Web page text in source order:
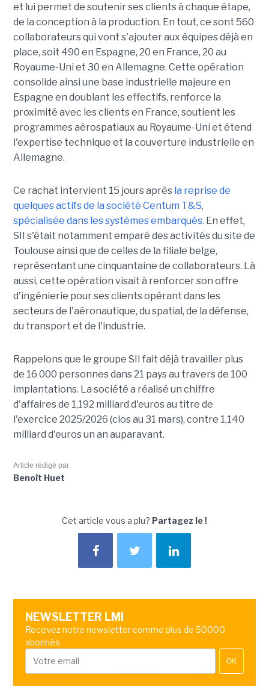
et lui permet de soutenir ses clients à chaque étape,
de la conception à la production. En tout, ce sont 560
collaborateurs qui vont s'ajouter aux équipes déjà en
place, soit 490 en Espagne, 20 en France, 20 au
Royaume-Uni et 30 en Allemagne. Cette opération
consolide ainsi une base industrielle majeure en
Espagne en doublant les effectifs, renforce la
proximité avec les clients en France, soutient les
programmes aérospatiaux au Royaume-Uni et étend
l'expertise technique et la couverture industrielle en
Allemagne.
Ce rachat intervient 15 jours après la reprise de
quelques actifs de la société Centum T&S,
spécialisée dans les systèmes embarqués. En effet,
SII s'était notamment emparé des activités du site de
Toulouse ainsi que de celles de la filiale belge,
représentant une cinquantaine de collaborateurs. Là
aussi, cette opération visait à renforcer son offre
d'ingénierie pour ses clients opérant dans les
secteurs de l'aéronautique, du spatial, de la défense,
du transport et de l'industrie.
Rappelons que le groupe SII fait déjà travailler plus
de 16 000 personnes dans 21 pays au travers de 100
implantations. La société a réalisé un chiffre
d'affaires de 1,192 milliard d'euros au titre de
l'exercice 2025/2026 (clos au 31 mars), contre 1,140
milliard d'euros un an auparavant.
Article rédigé par
Benoît Huet
Cet article vous a plu? Partagez le !
NEWSLETTER LMI
Recevez notre newsletter comme plus de 50000
abonnés
OK